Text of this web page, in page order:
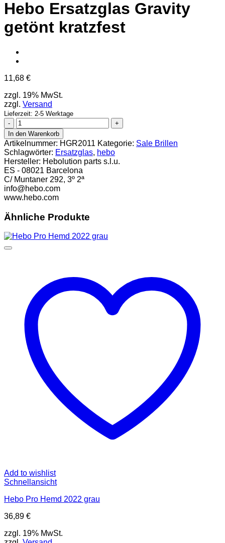
Hebo Ersatzglas Gravity
getönt kratzfest
11,68 €
zzgl. 19% MwSt.
zzgl. Versand
Lieferzeit: 2-5 Werktage
Hebo
Ersatzglas
Gravity
getönt
kratzfest
Menge
In den Warenkorb
Artikelnummer: HGR2011 Kategorie: Sale Brillen
Schlagwörter: Ersatzglas, hebo
Hersteller: Hebolution parts s.l.u.
ES - 08021 Barcelona
C/ Muntaner 292, 3º 2ª
info@hebo.com
www.hebo.com
Ähnliche Produkte
Add to wishlist
Schnellansicht
Hebo Pro Hemd 2022 grau
36,89 €
zzgl. 19% MwSt.